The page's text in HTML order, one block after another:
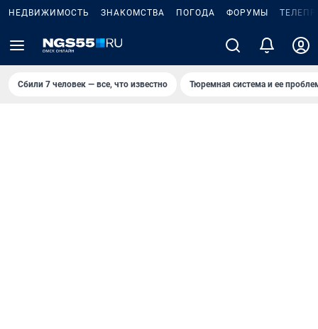
НЕДВИЖИМОСТЬ ЗНАКОМСТВА ПОГОДА ФОРУМЫ
Сбили 7 человек — все, что известно Тюремная система и ее